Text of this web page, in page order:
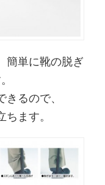
簡単に靴の脱ぎ
るので、
ます。